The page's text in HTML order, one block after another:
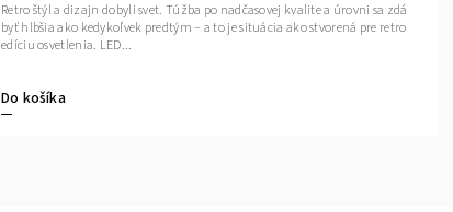
Do košíka
Retro štýl a dizajn dobyli svet. Túžba po nadčasovej kvalite a úrovni sa zdá
byť hlbšia ako kedykoľvek predtým – a to je situácia ako stvorená pre retro
edíciu osvetlenia. LED...